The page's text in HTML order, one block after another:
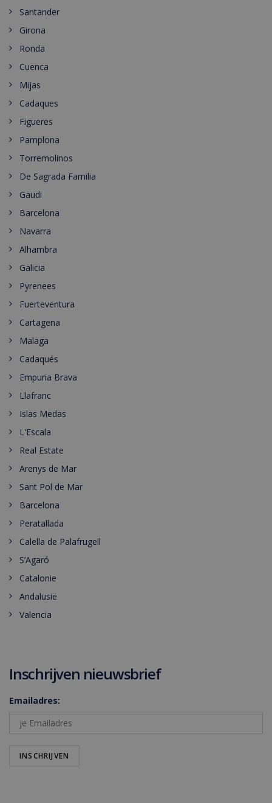
Santander
Girona
Ronda
Cuenca
Mijas
Cadaques
Figueres
Pamplona
Torremolinos
De Sagrada Familia
Gaudi
Barcelona
Navarra
Alhambra
Galicia
Pyrenees
Fuerteventura
Cartagena
Malaga
Cadaqués
Empuria Brava
Llafranc
Islas Medas
L'Escala
Real Estate
Arenys de Mar
Sant Pol de Mar
Barcelona
Peratallada
Calella de Palafrugell
S’Agaró
Catalonie
Andalusië
Valencia
Inschrijven nieuwsbrief
Emailadres: